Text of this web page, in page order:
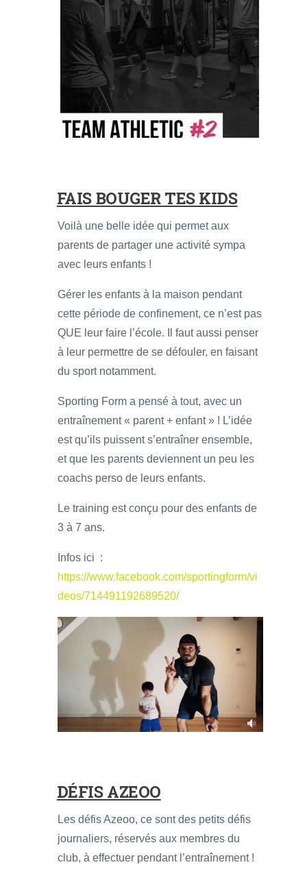
FAIS BOUGER TES KIDS
Voilà une belle idée qui permet aux
parents de partager une activité sympa
avec leurs enfants !
Gérer les enfants à la maison pendant
cette période de confinement, ce n’est pas
QUE leur faire l’école. Il faut aussi penser
à leur permettre de se défouler, en faisant
du sport notamment.
Sporting Form a pensé à tout, avec un
entraînement « parent + enfant » ! L’idée
est qu’ils puissent s’entraîner ensemble,
et que les parents deviennent un peu les
coachs perso de leurs enfants.
Le training est conçu pour des enfants de
3 à 7 ans.
Infos ici :
https://www.facebook.com/sportingform/vi
deos/714491192689520/
DÉFIS AZEOO
Les défis Azeoo, ce sont des petits défis
journaliers, réservés aux membres du
club, à effectuer pendant l’entraînement !